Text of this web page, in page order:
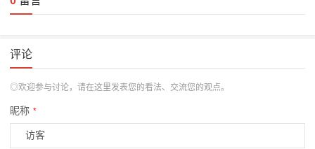
评论
◎欢迎参与讨论，请在这里发表您的看法、交流您的观点。
昵称 *